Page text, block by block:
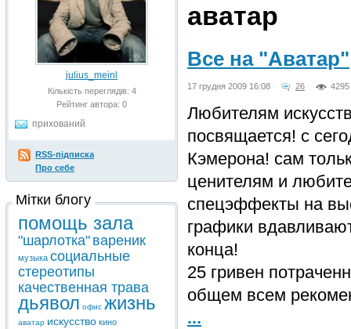
аватар
Все на "Аватар"
17 грудня 2009 16:08 26 4295
Любителям
посвящается! с
Кэмерона! сам
ценителям и
спецэффекты на
графики
конца!
25 гривен
общем всем
...
julius_meinl
Кількість переглядів: 4
Рейтинг автора: 0
прихований
RSS-підписка
Про себе
Мітки блогу
помощь зала
"шарлотка" вареник
музыка социальные
стереотипы
качественная трава
дьявол офис жизнь
аватар искусство кино